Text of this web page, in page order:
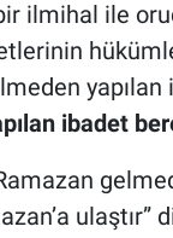
ilmihal ile
ibadet
ulaştır”